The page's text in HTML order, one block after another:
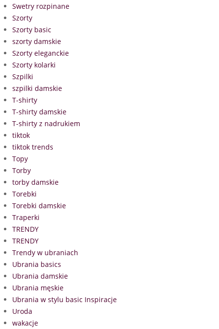
Swetry rozpinane
Szorty
Szorty basic
szorty damskie
Szorty eleganckie
Szorty kolarki
Szpilki
szpilki damskie
T-shirty
T-shirty damskie
T-shirty z nadrukiem
tiktok
tiktok trends
Topy
Torby
torby damskie
Torebki
Torebki damskie
Traperki
TRENDY
TRENDY
Trendy w ubraniach
Ubrania basics
Ubrania damskie
Ubrania męskie
Ubrania w stylu basic Inspiracje
Uroda
wakacje